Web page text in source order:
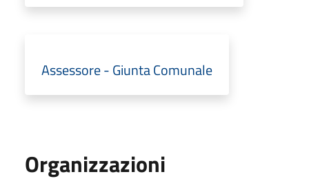
Assessore - Giunta Comunale
Organizzazioni